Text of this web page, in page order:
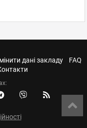
дані закладу
FAQ